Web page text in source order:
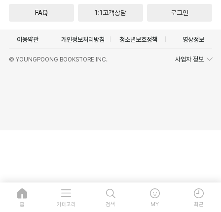
FAQ 1:1고객상담 로그인
이용약관 개인정보처리방침 청소년보호정책 영상정보
© YOUNGPOONG BOOKSTORE INC. 사업자 정보
홈 카테고리 검색 MY 최근